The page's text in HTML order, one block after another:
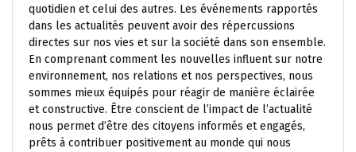
quotidien et celui des autres. Les événements rapportés
dans les actualités peuvent avoir des répercussions
directes sur nos vies et sur la société dans son ensemble.
En comprenant comment les nouvelles influent sur notre
environnement, nos relations et nos perspectives, nous
sommes mieux équipés pour réagir de manière éclairée
et constructive. Être conscient de l’impact de l’actualité
nous permet d’être des citoyens informés et engagés,
prêts à contribuer positivement au monde qui nous